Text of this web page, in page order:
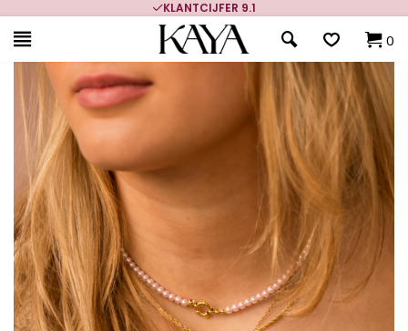
KLANTCIJFER 9.1
0